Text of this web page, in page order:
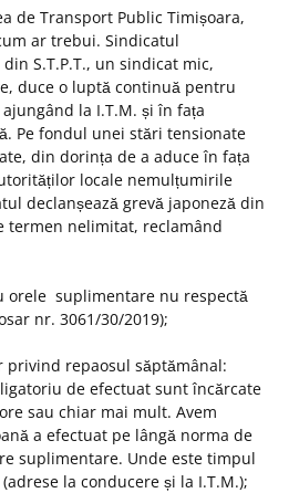
de Transport Public Timișoara,
ar trebui. Sindicatul
S.T.P.T., un sindicat mic,
duce o luptă continuă pentru
la I.T.M. și în fața
Pe fondul unei stări tensionate
din dorința de a aduce în fața
locale nemulțumirile
declanșează grevă japoneză din
termen nelimitat, reclamând
orele suplimentare nu respectă
nr. 3061/30/2019);
privind repaosul săptămânal:
de efectuat sunt încărcate
sau chiar mai mult. Avem
a efectuat pe lângă norma de
suplimentare. Unde este timpul
la conducere și la I.T.M.);